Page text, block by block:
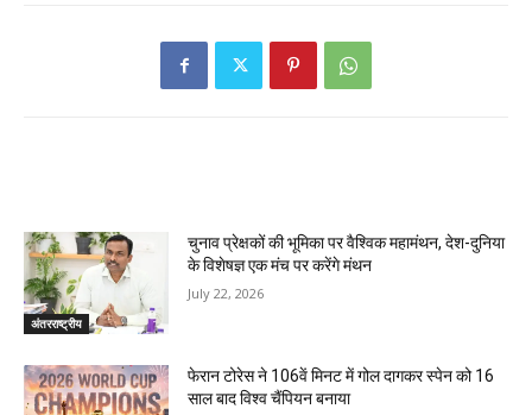
अंतरराष्ट्रीय
चुनाव प्रेक्षकों की भूमिका पर वैश्विक महामंथन, देश-दुनिया
के विशेषज्ञ एक मंच पर करेंगे मंथन
July 22, 2026
फेरान टोरेस ने 106वें मिनट में गोल दागकर स्पेन को 16
साल बाद विश्व चैंपियन बनाया